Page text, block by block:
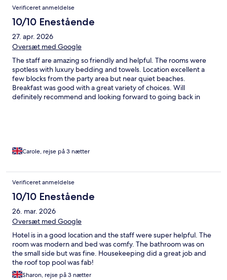
Verificeret anmeldelse
10/10 Enestående
27. apr. 2026
Oversæt med Google
The staff are amazing so friendly and helpful. The rooms were
spotless with luxury bedding and towels. Location excellent a
few blocks from the party area but near quiet beaches.
Breakfast was good with a great variety of choices. Will
definitely recommend and looking forward to going back in
Carole, rejse på 3 nætter
Verificeret anmeldelse
10/10 Enestående
26. mar. 2026
Oversæt med Google
Hotel is in a good location and the staff were super helpful. The
room was modern and bed was comfy. The bathroom was on
the small side but was fine. Housekeeping did a great job and
the roof top pool was fab!
Sharon, rejse på 3 nætter